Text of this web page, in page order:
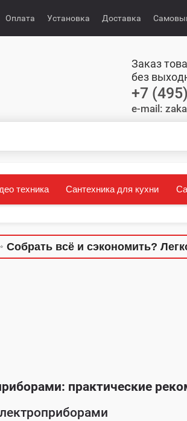
Оплата Установка Доставка
Заказ
без
+7
e-mail:
техника Сантехника для кухни
всё и сэкономить? Легко!
практические